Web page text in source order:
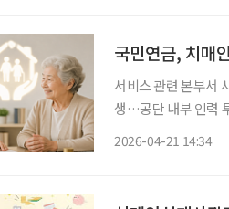
국민연금, 치매
서비스 관련 본부서 사회
생…공단 내부 인력 투입해 차질 최소화” 국민
2026-04-21 14:34